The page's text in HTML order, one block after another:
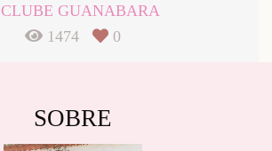
CLUBE GUANABARA
1474
0
SOBRE